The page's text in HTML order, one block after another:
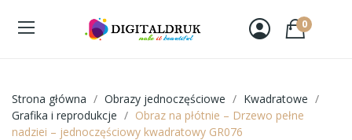
0
Strona główna Obrazy jednoczęściowe
Kwadratowe
Grafika i reprodukcje
Obraz na płótnie – Drzewo pełne
nadziei – jednoczęściowy kwadratowy GR076